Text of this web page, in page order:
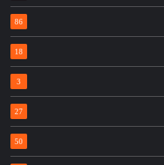
86
18
3
27
50